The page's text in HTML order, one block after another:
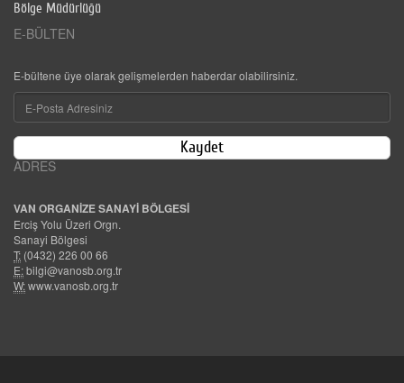
Bölge Müdürlüğü
E-BÜLTEN
E-bültene üye olarak gelişmelerden haberdar olabilirsiniz.
Kaydet
ADRES
VAN ORGANİZE SANAYİ BÖLGESİ
Erciş Yolu Üzeri Orgn.
Sanayi Bölgesi
T: (0432) 226 00 66
E:bilgi@vanosb.org.tr
W:www.vanosb.org.tr